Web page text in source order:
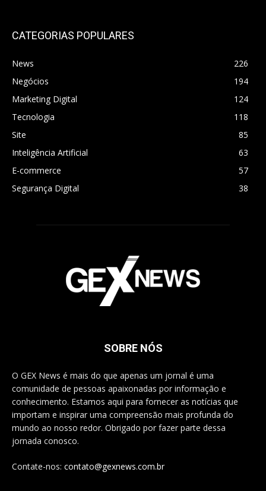
CATEGORIAS POPULARES
News
226
Negócios
194
Marketing Digital
124
Tecnologia
118
Site
85
Inteligência Artificial
63
E-commerce
57
Segurança Digital
38
SOBRE NÓS
O GEX News é mais do que apenas um jornal é uma
comunidade de pessoas apaixonadas por informação e
conhecimento. Estamos aqui para fornecer as notícias que
importam e inspirar uma compreensão mais profunda do
mundo ao nosso redor. Obrigado por fazer parte dessa
jornada conosco.
Contate-nos: contato@gexnews.com.br